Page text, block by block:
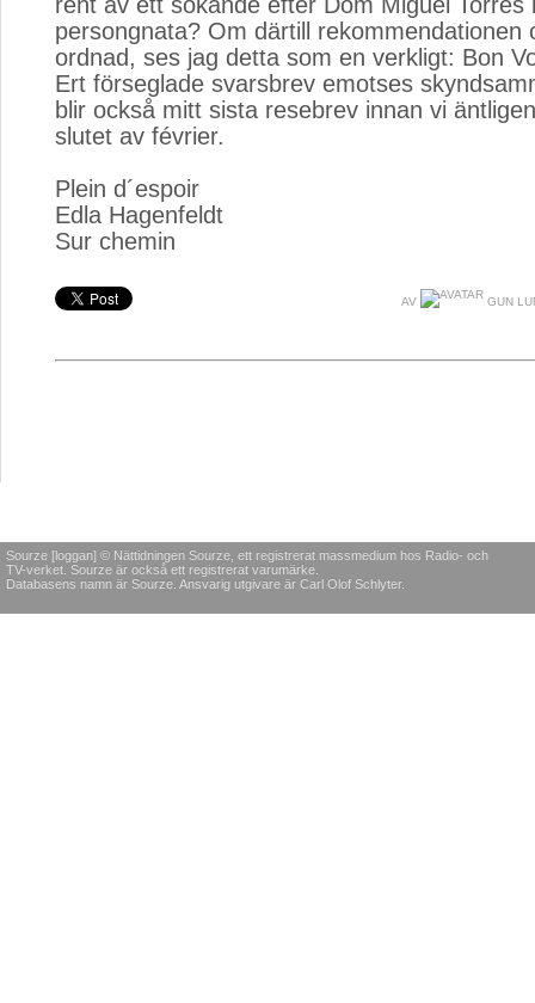
persongnata? Om därtill rekommendationen
ordnad, ses jag detta som en verkligt: Bon
Ert förseglade svarsbrev emotses
blir också mitt sista resebrev innan vi
slutet av février.
Plein d´espoir
Edla Hagenfeldt
Sur chemin
AV GUN
Sourze [loggan] © Nättidningen Sourze, ett registrerat massmedium hos Radio- och
TV-verket. Sourze är också ett registrerat varumärke.
Databasens namn är Sourze. Ansvarig utgivare är Carl Olof Schlyter.